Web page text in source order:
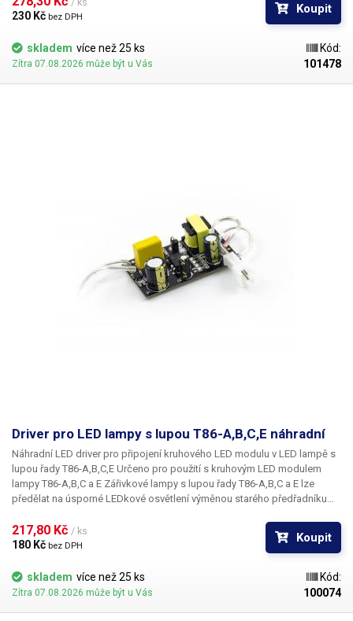
LED osvětlení a výměnou zářivky za tento kruhový LED modul.
230 Kč bez DPH
Koupit
skladem více než 25 ks
Zítra 07.08.2026 může být u Vás
Kód:
101478
Driver pro LED lampy s lupou T86-A,B,C,E náhradní
Náhradní LED driver pro připojení kruhového LED modulu v LED lampě s
lupou řady T86-A,B,C,E Určeno pro použití s kruhovým LED modulem
lampy T86-A,B,C a E
předělat na úsporné LEDkové osvětlení výměnou starého předřadníku
zářivky za kruhový LED modul.
217,80 Kč / ks
180 Kč bez DPH
Koupit
skladem více než 25 ks
Zítra 07.08.2026 může být u Vás
Kód:
100074